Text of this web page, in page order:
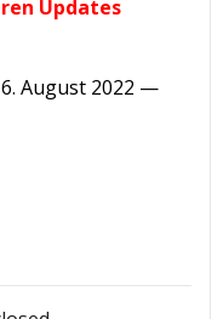
Updates
August 2022 —